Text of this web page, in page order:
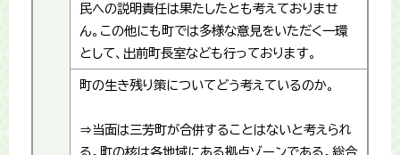
民への説明責任は果たしたとも考えておりませ
ん。この他にも町では多様な意見をいただく一環
として、出前町長室なども行っております。
町の生き残り策についてどう考えているのか。
⇒当面は三芳町が合併することはないと考えられ
る。町の核は各地域にある拠点ゾーンである。総合